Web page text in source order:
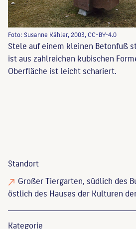
Foto: Susanne Kähler, 2003, CC-BY-4.0
Stele auf einem kleinen Betonfuß
ist aus zahlreichen kubischen
Oberfläche ist leicht schariert.
Standort
Großer Tiergarten, südlich des
östlich des Hauses der Kulturen
Kategorie